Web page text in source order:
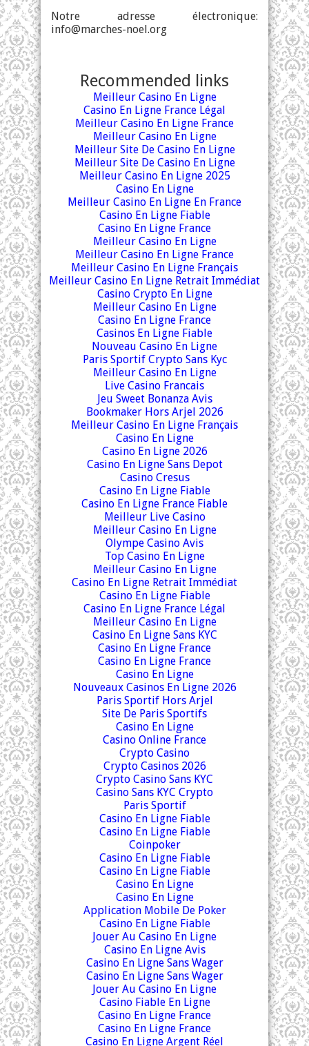
Notre adresse électronique:
info@marches-noel.org
Recommended links
Meilleur Casino En Ligne
Casino En Ligne France Légal
Meilleur Casino En Ligne France
Meilleur Casino En Ligne
Meilleur Site De Casino En Ligne
Meilleur Site De Casino En Ligne
Meilleur Casino En Ligne 2025
Casino En Ligne
Meilleur Casino En Ligne En France
Casino En Ligne Fiable
Casino En Ligne France
Meilleur Casino En Ligne
Meilleur Casino En Ligne France
Meilleur Casino En Ligne Français
Meilleur Casino En Ligne Retrait Immédiat
Casino Crypto En Ligne
Meilleur Casino En Ligne
Casino En Ligne France
Casinos En Ligne Fiable
Nouveau Casino En Ligne
Paris Sportif Crypto Sans Kyc
Meilleur Casino En Ligne
Live Casino Francais
Jeu Sweet Bonanza Avis
Bookmaker Hors Arjel 2026
Meilleur Casino En Ligne Français
Casino En Ligne
Casino En Ligne 2026
Casino En Ligne Sans Depot
Casino Cresus
Casino En Ligne Fiable
Casino En Ligne France Fiable
Meilleur Live Casino
Meilleur Casino En Ligne
Olympe Casino Avis
Top Casino En Ligne
Meilleur Casino En Ligne
Casino En Ligne Retrait Immédiat
Casino En Ligne Fiable
Casino En Ligne France Légal
Meilleur Casino En Ligne
Casino En Ligne Sans KYC
Casino En Ligne France
Casino En Ligne France
Casino En Ligne
Nouveaux Casinos En Ligne 2026
Paris Sportif Hors Arjel
Site De Paris Sportifs
Casino En Ligne
Casino Online France
Crypto Casino
Crypto Casinos 2026
Crypto Casino Sans KYC
Casino Sans KYC Crypto
Paris Sportif
Casino En Ligne Fiable
Casino En Ligne Fiable
Coinpoker
Casino En Ligne Fiable
Casino En Ligne Fiable
Casino En Ligne
Casino En Ligne
Application Mobile De Poker
Casino En Ligne Fiable
Jouer Au Casino En Ligne
Casino En Ligne Avis
Casino En Ligne Sans Wager
Casino En Ligne Sans Wager
Jouer Au Casino En Ligne
Casino Fiable En Ligne
Casino En Ligne France
Casino En Ligne France
Casino En Ligne Argent Réel